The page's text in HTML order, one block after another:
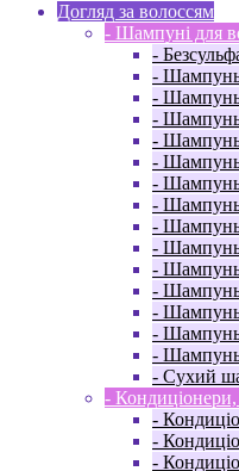
Догляд за волоссям
- Шампуні для
-
- Шампунь
- Шампунь
- Шампунь
- Шампунь
- Шампунь
- Шампунь
- Шампунь
- Шампунь
- Шампунь
- Шампунь
- Шампунь
- Шампунь
- Шампунь
- Шампунь
- Сухий
- Кондиціонери,
-
-
-